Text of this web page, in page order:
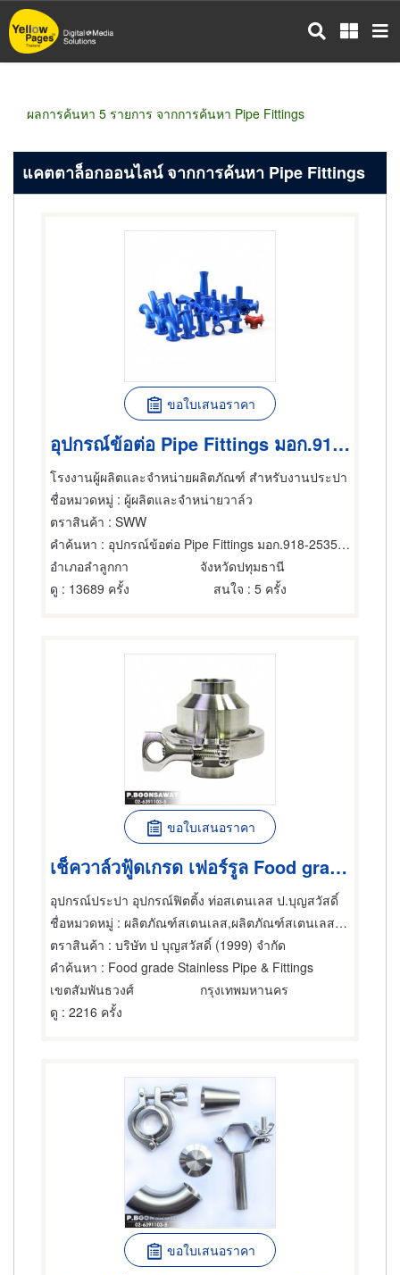
ข้าม
ไป
ผลการค้นหา 5 รายการ จากการค้นหา Pipe Fittings
แคตตาล็อกออนไลน์ จากการค้นหา Pipe Fittings
ขอใบเสนอราคา
อุปกรณ์ข้อต่อ Pipe Fittings มอก.918-2535 และ มอก.2253-2548
โรงงานผู้ผลิตและจำหน่ายผลิตภัณฑ์ สำหรับงานประปา
ชื่อหมวดหมู่ : ผู้ผลิตและจำหน่ายวาล์ว
ตราสินค้า : SWW
คำค้นหา : อุปกรณ์ข้อต่อ Pipe Fittings มอก.918-2535 และ มอก.2253-2548
อำเภอลำลูกกา
จังหวัดปทุมธานี
ดู : 13689 ครั้ง สนใจ : 5 ครั้ง
ขอใบเสนอราคา
เช็ควาล์วฟู้ดเกรด เฟอร์รูล Food grade Stainless Pipe & Fittings
อุปกรณ์ประปา อุปกรณ์ฟิตติ้ง ท่อสเตนเลส ป.บุญสวัสดิ์
ชื่อหมวดหมู่ : ผลิตภัณฑ์สเตนเลส,ผลิตภัณฑ์สเตนเลส,ผลิตภัณฑ์สเตนเลส
ตราสินค้า : บริษัท ป บุญสวัสดิ์ (1999) จำกัด
คำค้นหา : Food grade Stainless Pipe & Fittings
เขตสัมพันธวงศ์
กรุงเทพมหานคร
ดู : 2216 ครั้ง
ขอใบเสนอราคา